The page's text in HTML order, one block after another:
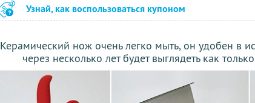
Узнай, как воспользоваться купоном
Керамический нож очень легко мыть, он удобен в
через несколько лет будет выглядеть как